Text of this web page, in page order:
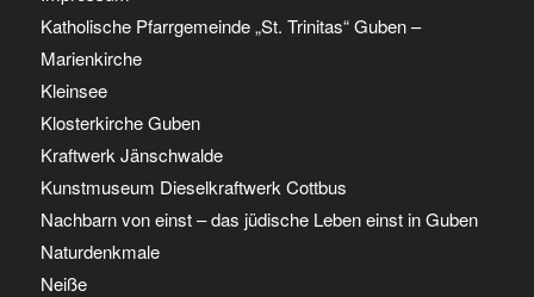
Katholische Pfarrgemeinde „St. Trinitas“ Guben –
Marienkirche
Kleinsee
Klosterkirche Guben
Kraftwerk Jänschwalde
Kunstmuseum Dieselkraftwerk Cottbus
Nachbarn von einst – das jüdische Leben einst in Guben
Naturdenkmale
Neiße